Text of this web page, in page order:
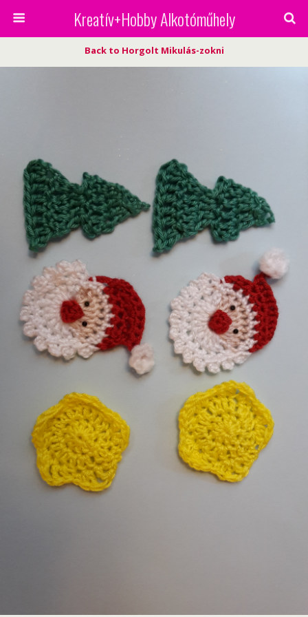
Kreatív+Hobby Alkotóműhely
Back to Horgolt Mikulás-zokni